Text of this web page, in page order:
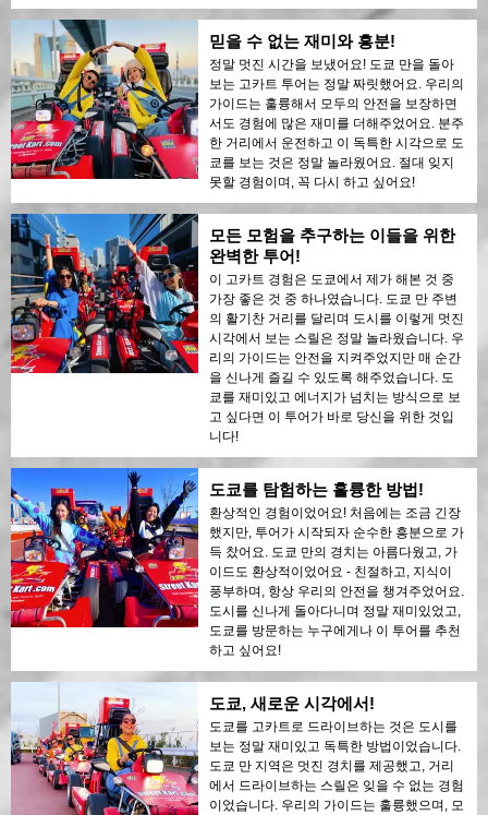
믿을 수 없는 재미와 흥분!
정말 멋진 시간을 보냈어요! 도쿄 만을 돌아
보는 고카트 투어는 정말 짜릿했어요. 우리의
가이드는 훌륭해서 모두의 안전을 보장하면
서도 경험에 많은 재미를 더해주었어요. 분주
한 거리에서 운전하고 이 독특한 시각으로 도
쿄를 보는 것은 정말 놀라웠어요. 절대 잊지
못할 경험이며, 꼭 다시 하고 싶어요!
모든 모험을 추구하는 이들을 위한
완벽한 투어!
이 고카트 경험은 도쿄에서 제가 해본 것 중
가장 좋은 것 중 하나였습니다. 도쿄 만 주변
의 활기찬 거리를 달리며 도시를 이렇게 멋진
시각에서 보는 스릴은 정말 놀라웠습니다. 우
리의 가이드는 안전을 지켜주었지만 매 순간
을 신나게 즐길 수 있도록 해주었습니다. 도
쿄를 재미있고 에너지가 넘치는 방식으로 보
고 싶다면 이 투어가 바로 당신을 위한 것입
니다!
도쿄를 탐험하는 훌륭한 방법!
환상적인 경험이었어요! 처음에는 조금 긴장
했지만, 투어가 시작되자 순수한 흥분으로 가
득 찼어요. 도쿄 만의 경치는 아름다웠고, 가
이드도 환상적이었어요 - 친절하고, 지식이
풍부하며, 항상 우리의 안전을 챙겨주었어요.
도시를 신나게 돌아다니며 정말 재미있었고,
도쿄를 방문하는 누구에게나 이 투어를 추천
하고 싶어요!
도쿄, 새로운 시각에서!
도쿄를 고카트로 드라이브하는 것은 도시를
보는 정말 재미있고 독특한 방법이었습니다.
도쿄 만 지역은 멋진 경치를 제공했고, 거리
에서 드라이브하는 스릴은 잊을 수 없는 경험
이었습니다. 우리의 가이드는 훌륭했으며, 모